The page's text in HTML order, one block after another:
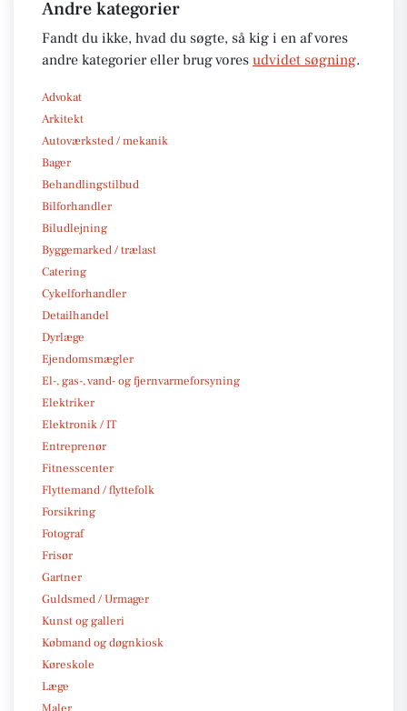
Andre kategorier
Fandt du ikke, hvad du søgte, så kig i en af vores
andre kategorier eller brug vores udvidet søgning.
Advokat
Arkitekt
Autoværksted / mekanik
Bager
Behandlingstilbud
Bilforhandler
Biludlejning
Byggemarked / trælast
Catering
Cykelforhandler
Detailhandel
Dyrlæge
Ejendomsmægler
El-, gas-, vand- og fjernvarmeforsyning
Elektriker
Elektronik / IT
Entreprenør
Fitnesscenter
Flyttemand / flyttefolk
Forsikring
Fotograf
Frisør
Gartner
Guldsmed / Urmager
Kunst og galleri
Købmand og døgnkiosk
Køreskole
Læge
Maler